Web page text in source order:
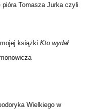
pióra Tomasza Jurka czyli
książki Kto wydał
Wielkiego w